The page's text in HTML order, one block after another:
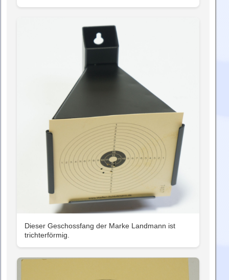
Dieser Geschossfang der Marke Landmann ist
trichterförmig.